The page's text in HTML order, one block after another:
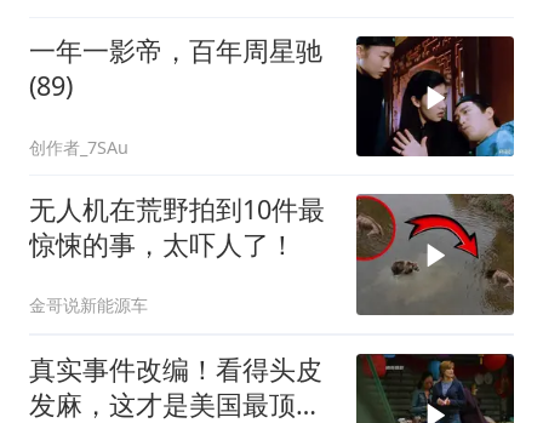
一年一影帝，百年周星驰
(89)
创作者_7SAu
无人机在荒野拍到10件最
惊悚的事，太吓人了！
金哥说新能源车
真实事件改编！看得头皮
发麻，这才是美国最顶级